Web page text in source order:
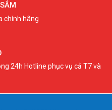
chính hãng
24h Hotline phục vụ cả T7 và